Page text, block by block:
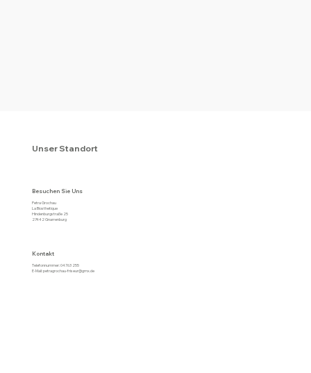
Unser Standort
Besuchen Sie Uns
Petra Grochau
La Biosthetique
Hindenburgstraße 25
27442 Gnarrenburg
Kontakt
Telefonnummer: 04763 255
E-Mail:petragrochau-friseur@gmx.de